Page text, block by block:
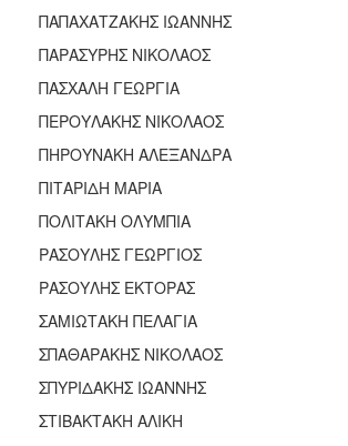
ΠΑΠΑΧΑΤΖΑΚΗΣ ΙΩΑΝΝΗΣ
ΠΑΡΑΣΥΡΗΣ ΝΙΚΟΛΑΟΣ
ΠΑΣΧΑΛΗ ΓΕΩΡΓΙΑ
ΠΕΡΟΥΛΑΚΗΣ ΝΙΚΟΛΑΟΣ
ΠΗΡΟΥΝΑΚΗ ΑΛΕΞΑΝΔΡΑ
ΠΙΤΑΡΙΔΗ ΜΑΡΙΑ
ΠΟΛΙΤΑΚΗ ΟΛΥΜΠΙΑ
ΡΑΣΟΥΛΗΣ ΓΕΩΡΓΙΟΣ
ΡΑΣΟΥΛΗΣ ΕΚΤΟΡΑΣ
ΣΑΜΙΩΤΑΚΗ ΠΕΛΑΓΙΑ
ΣΠΑΘΑΡΑΚΗΣ ΝΙΚΟΛΑΟΣ
ΣΠΥΡΙΔΑΚΗΣ ΙΩΑΝΝΗΣ
ΣΤΙΒΑΚΤΑΚΗ ΑΛΙΚΗ